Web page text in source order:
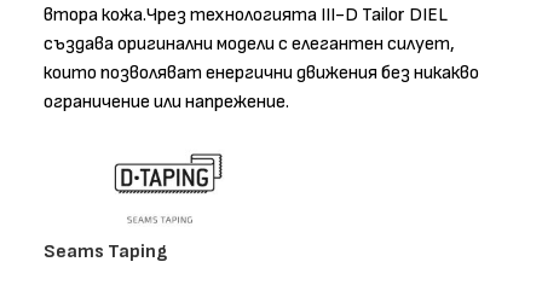
втора кожа.Чрез технологията III-D Tailor DIEL
създава оригинални модели с елегантен силует,
които позволяват енергични движения без никакво
ограничение или напрежение.
Seams Taping